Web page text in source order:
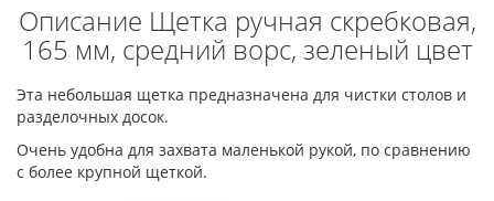
Описание Щетка ручная скребковая,
165 мм, средний ворс, зеленый цвет
Эта небольшая щетка предназначена для чистки столов и
разделочных досок.
Очень удобна для захвата маленькой рукой, по сравнению
с более крупной щеткой.